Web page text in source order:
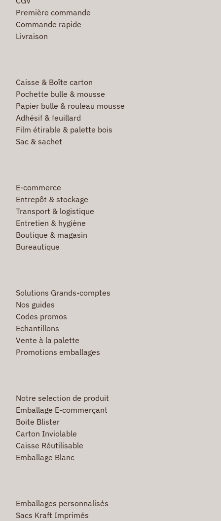
Première commande
Commande rapide
Livraison
Caisse & Boîte carton
Pochette bulle & mousse
Papier bulle & rouleau mousse
Adhésif & feuillard
Film étirable & palette bois
Sac & sachet
E-commerce
Entrepôt & stockage
Transport & logistique
Entretien & hygiène
Boutique & magasin
Bureautique
Solutions Grands-comptes
Nos guides
Codes promos
Echantillons
Vente à la palette
Promotions emballages
Notre selection de produit
Emballage E-commerçant
Boite Blister
Carton Inviolable
Caisse Réutilisable
Emballage Blanc
Emballages personnalisés
Sacs Kraft Imprimés